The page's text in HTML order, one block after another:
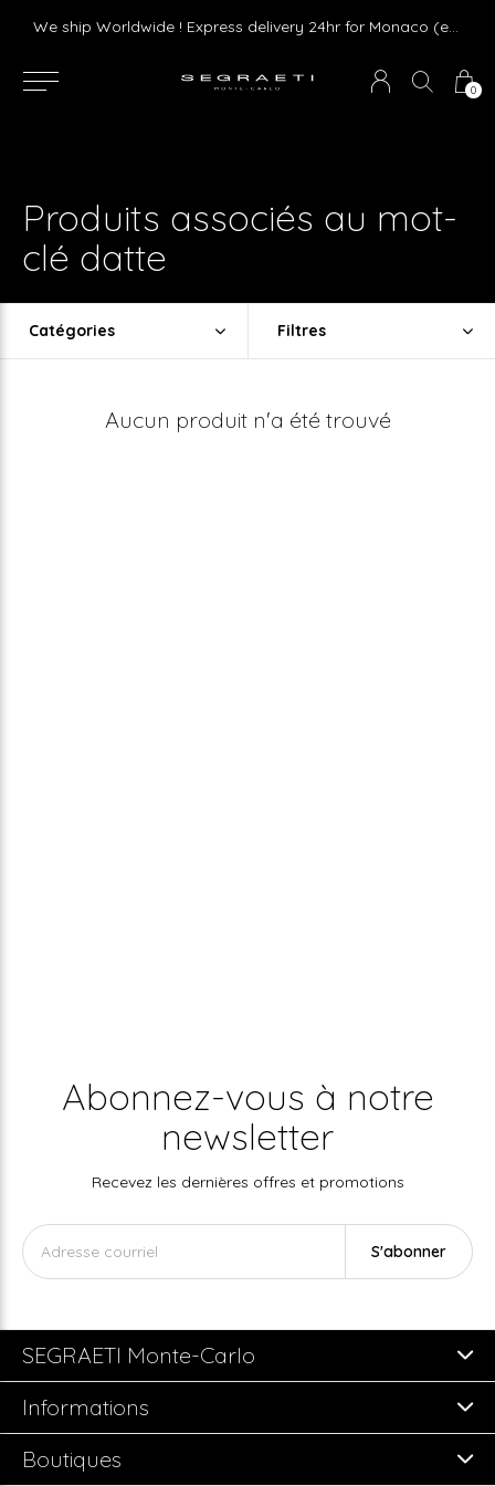
0
We ship Worldwide ! Express delivery 24hr for Monaco (excluding furniture)
Produits associés au mot-
clé datte
Catégories Filtres
Aucun produit n'a été trouvé
Abonnez-vous à notre
newsletter
Recevez les dernières offres et promotions
S'abonner
SEGRAETI Monte-Carlo
Informations
Boutiques